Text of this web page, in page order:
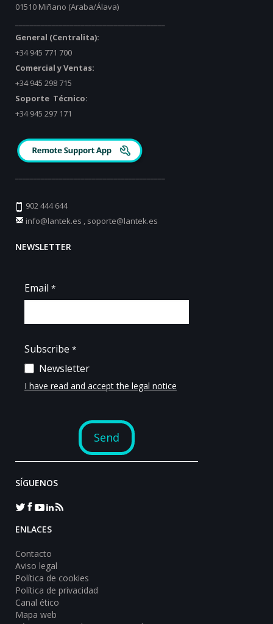
01510 Miñano (Araba/Álava)
General (Centralita):
+34 945 771 700
Comercial y Ventas:
+34 945 298 715
Soporte Técnico:
+34 945 297 171
902 444 644
info@lantek.es , soporte@lantek.es
NEWSLETTER
SÍGUENOS
ENLACES
Contacto
Aviso legal
Política de cookies
Política de privacidad
Canal ético
Mapa web